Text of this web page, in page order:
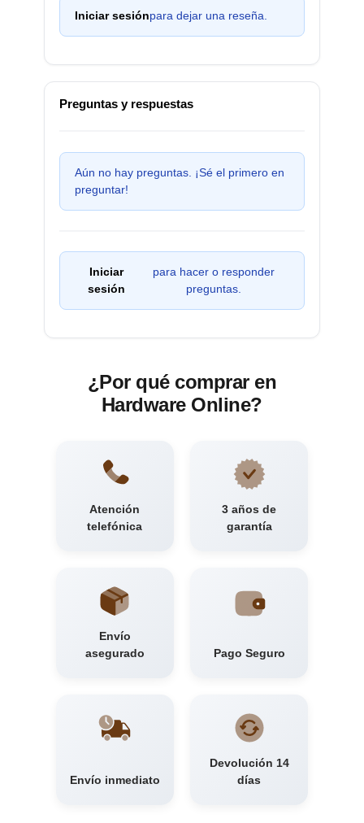
Iniciar sesiónpara dejar una reseña.
Preguntas y respuestas
Aún no hay preguntas. ¡Sé el primero en
preguntar!
Iniciar
sesión
para hacer o responder
preguntas.
¿Por qué comprar en
Hardware Online?
Atención
telefónica
3 años de
garantía
Envío
asegurado
Pago Seguro
Envío inmediato
Devolución 14
días